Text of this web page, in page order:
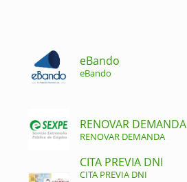
eBando
eBando
RENOVAR DEMANDA
RENOVAR DEMANDA
CITA PREVIA DNI
CITA PREVIA DNI